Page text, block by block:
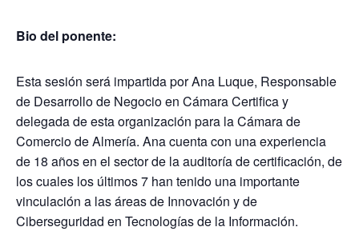
Bio del ponente:
Esta sesión será impartida por Ana Luque, Responsable
de Desarrollo de Negocio en Cámara Certifica y
delegada de esta organización para la Cámara de
Comercio de Almería. Ana cuenta con una experiencia
de 18 años en el sector de la auditoría de certificación, de
los cuales los últimos 7 han tenido una importante
vinculación a las áreas de Innovación y de
Ciberseguridad en Tecnologías de la Información.